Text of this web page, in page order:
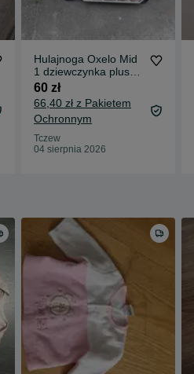
Hulajnoga Oxelo Mid
1 dziewczynka plus
kask
60 zł
66,40 zł z Pakietem
Ochronnym
Tczew
04 sierpnia 2026